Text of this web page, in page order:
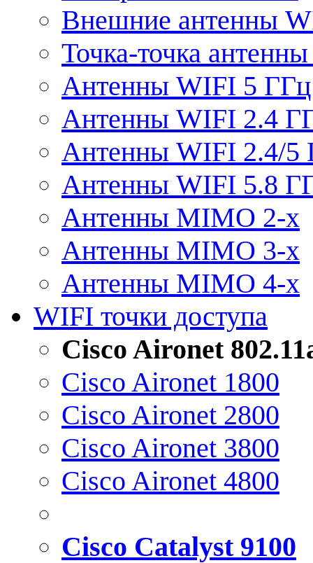
Внешние антенны
Точка-точка
Антенны WIFI 5 ГГц
Антенны WIFI 2.4
Антенны WIFI 2.4/5
Антенны WIFI 5.8
Антенны MIMO 2-x
Антенны MIMO 3-x
Антенны MIMO 4-x
WIFI точки доступа
Cisco Aironet
Cisco Aironet 1800
Cisco Aironet 2800
Cisco Aironet 3800
Cisco Aironet 4800
Cisco Catalyst 9100